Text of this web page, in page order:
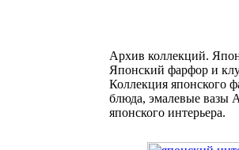
Архив коллекций.
Японский фарфор и
Коллекция японского
блюда, эмалевые вазы
японского интерьера.